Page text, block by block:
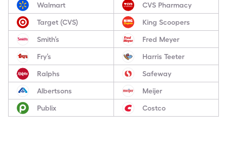
Walmart CVS Pharmacy
Target (CVS) King Scoopers
Smith’s Fred Meyer
Fry’s Harris Teeter
Ralphs Safeway
Albertsons Meijer
Publix Costco